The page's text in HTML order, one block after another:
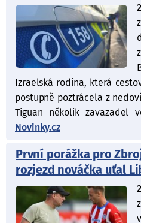
Izraelská rodina, která
postupně poztrácela z
Tiguan několik zavazadel
Novinky.cz
První porážka pro
rozjezd nováčka uťal